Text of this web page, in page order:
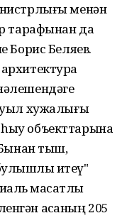
менән
тарафынан да
Борис Беляев.
хужалығы
объекттарына
Бынан тыш,
итеү"
маҡсатлы
аҡсаның 205